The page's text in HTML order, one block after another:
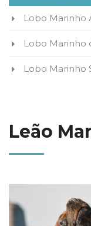
Lobo Marinho
Lobo Marinho
Lobo Marinho
Leão